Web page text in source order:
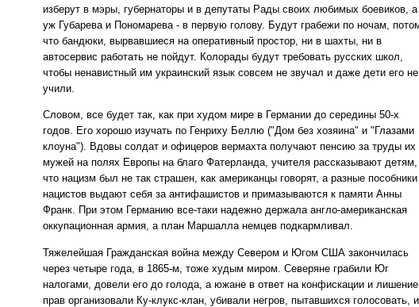
изберут в мэры, губернаторы и в депутаты Рады своих любимых боевиков, а
уж Губарева и Пономарева - в первую голову. Будут грабежи по ночам,
что бандюки, вырвавшиеся на оперативный простор, ни в шахты, ни в
автосервис работать не пойдут. Колорады будут требовать русских школ,
чтобы ненавистный им украинский язык совсем не звучал и даже дети его не
учили.
Словом, все будет так, как при худом мире в Германии до середины 50-х
годов. Его хорошо изучать по Генриху Беллю ("Дом без хозяина" и "Глазами
клоуна"). Вдовы солдат и офицеров вермахта получают пенсию за труды их
мужей на полях Европы на благо Фатерланда, учителя рассказывают детям,
что нацизм был не так страшен, как американцы говорят, а разные пособники
нацистов выдают себя за антифашистов и примазываются к памяти Анны
Франк. При этом Германию все-таки надежно держала англо-американская
оккупационная армия, а план Маршалла немцев подкармливал.
Тяжелейшая Гражданская война между Севером и Югом США закончилась
через четыре года, в 1865-м, тоже худым миром. Северяне грабили Юг
налогами, довели его до голода, а южане в ответ на конфискации и лишение
прав организовали Ку-клукс-клан, убивали негров, пытавшихся голосовать, и